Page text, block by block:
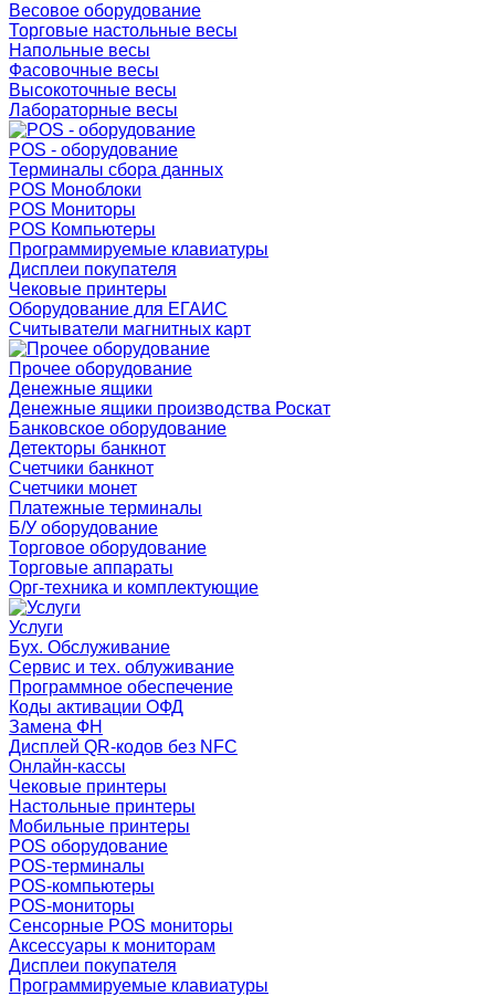
Весовое оборудование
Торговые настольные весы
Напольные весы
Фасовочные весы
Высокоточные весы
Лабораторные весы
POS - оборудование
Терминалы сбора данных
POS Моноблоки
POS Мониторы
POS Компьютеры
Программируемые клавиатуры
Дисплеи покупателя
Чековые принтеры
Оборудование для ЕГАИС
Считыватели магнитных карт
Прочее оборудование
Денежные ящики
Денежные ящики производства Роскат
Банковское оборудование
Детекторы банкнот
Счетчики банкнот
Счетчики монет
Платежные терминалы
Б/У оборудование
Торговое оборудование
Торговые аппараты
Орг-техника и комплектующие
Услуги
Бух. Обслуживание
Сервис и тех. облуживание
Программное обеспечение
Коды активации ОФД
Замена ФН
Дисплей QR-кодов без NFC
Онлайн-кассы
Чековые принтеры
Настольные принтеры
Мобильные принтеры
POS оборудование
POS-терминалы
POS-компьютеры
POS-мониторы
Сенсорные POS мониторы
Аксессуары к мониторам
Дисплеи покупателя
Программируемые клавиатуры